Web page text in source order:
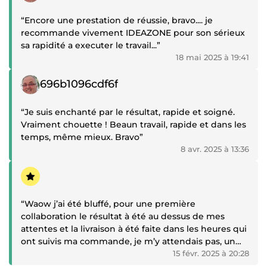
“Encore une prestation de réussie, bravo.... je
recommande vivement IDEAZONE pour son sérieux
sa rapidité a executer le travail...”
18 mai 2025 à 19:41
Témoignage positif
696b1096cdf6f
“Je suis enchanté par le résultat, rapide et soigné.
Vraiment chouette ! Beaun travail, rapide et dans les
temps, même mieux. Bravo”
8 avr. 2025 à 13:36
Témoignage positif
“Waow j’ai été bluffé, pour une première
collaboration le résultat à été au dessus de mes
attentes et la livraison à été faite dans les heures qui
ont suivis ma commande, je m’y attendais pas, un
15 févr. 2025 à 20:28